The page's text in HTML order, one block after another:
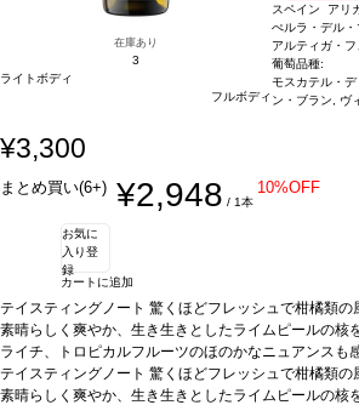
在庫あり
3
ライトボディ
フルボディ
スペイン アリ
ぺルラ・デル
アルティガ・
葡萄品種:
モスカテル・
ン・ブラン, ヴ
¥3,300
まとめ買い(6+) ¥2,948 / 1本
10%OFF
お気に
入り登
録
カートに追加
テイスティングノート 驚くほどフレッシュで柑橘類
素晴らしく爽やか、生き生きとしたライムピールの核
ライチ、トロピカルフルーツのほのかなニュアンスも
ルしたエビ、マテガイ、帆立やムール貝などの魚介類
ィフなどと好相性葡萄品種モスカテル・デ・アレハ
テイスティングノート 驚くほどフレッシュで柑橘類
素晴らしく爽やか、生き生きとしたライムピールの核